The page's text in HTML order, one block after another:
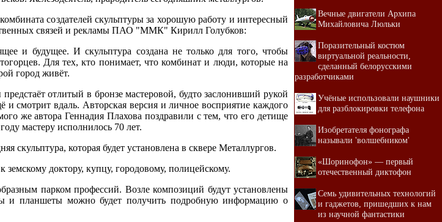
создателей скульптуры за хорошую работу и интересный
связей и рекламы ПАО "ММК" Кирилл Голубков:
и будущее. И скульптура создана не только для того, чтобы
Для тех, кто понимает, что комбинат и люди, которые на
город живёт.
отлитый в бронзе мастеровой, будто заслонивший рукой
смотрит вдаль. Авторская версия и личное восприятие каждого
же автора Геннадия Плахова поздравили с тем, что его детище
мастеру исполнилось 70 лет.
скульптура, которая будет установлена в сквере Металлургов.
доктору, купцу, городовому, полицейскому.
парком профессий. Возле композиций будут установлены
и планшеты можно будет получить подробную информацию о
Вечные двигатели Архипа
Михайловича Люльки
Поразительный костюм
виртуальной реальности,
сделанный белорусскими
разработчиками
Учёные использовали наушники
для разблокировки телефона
Изобретателя фонографа
называли 'волшебником'
«Шоринофон» — первый
отечественный диктофон
Семь удивительных технологий
и гаджетов, пришедших к нам
из научной фантастики